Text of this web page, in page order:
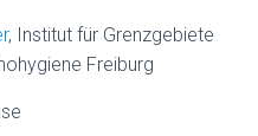
, Institut für Grenzgebiete
Freiburg